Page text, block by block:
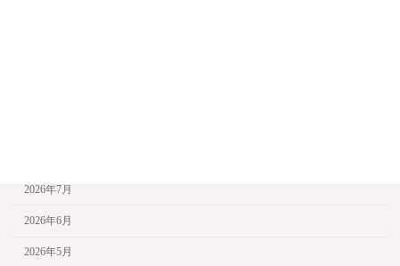
2026年7月
2026年6月
2026年5月